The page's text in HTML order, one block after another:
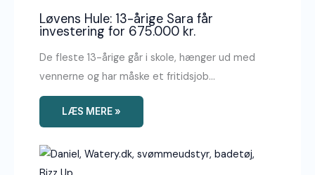
Løvens Hule: 13-årige Sara får
investering for 675.000 kr.
De fleste 13-årige går i skole, hænger ud med
vennerne og har måske et fritidsjob…
LÆS MERE »